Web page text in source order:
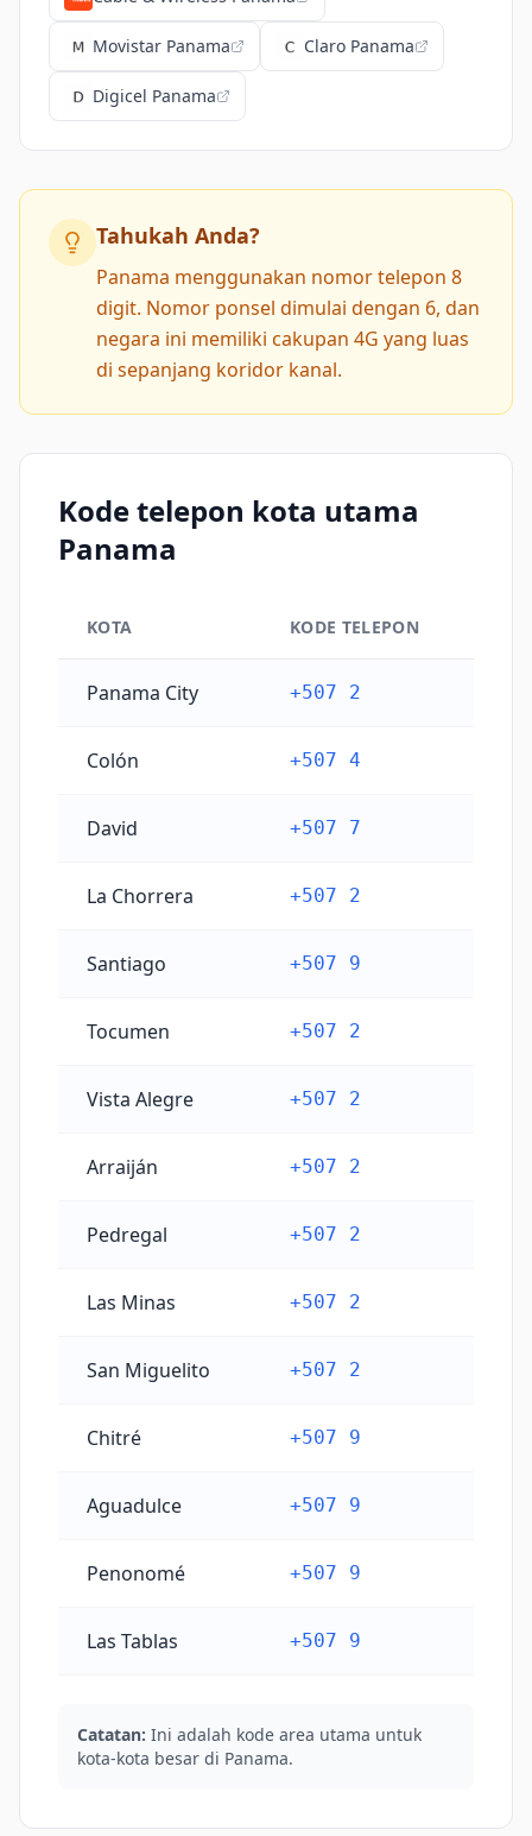
Movistar Panama Claro Panama
Digicel Panama
Tahukah Anda?
Panama menggunakan nomor telepon 8
digit. Nomor ponsel dimulai dengan 6, dan
negara ini memiliki cakupan 4G yang luas
di sepanjang koridor kanal.
Kode telepon kota utama
Panama
KOTA KODE TELEPON
Panama City +507 2
Colón +507 4
David +507 7
La Chorrera +507 2
Santiago +507 9
Tocumen +507 2
Vista Alegre +507 2
Arraiján +507 2
Pedregal +507 2
Las Minas +507 2
San Miguelito +507 2
Chitré +507 9
Aguadulce +507 9
Penonomé +507 9
Las Tablas +507 9
Catatan: Ini adalah kode area utama untuk
kota-kota besar di Panama.